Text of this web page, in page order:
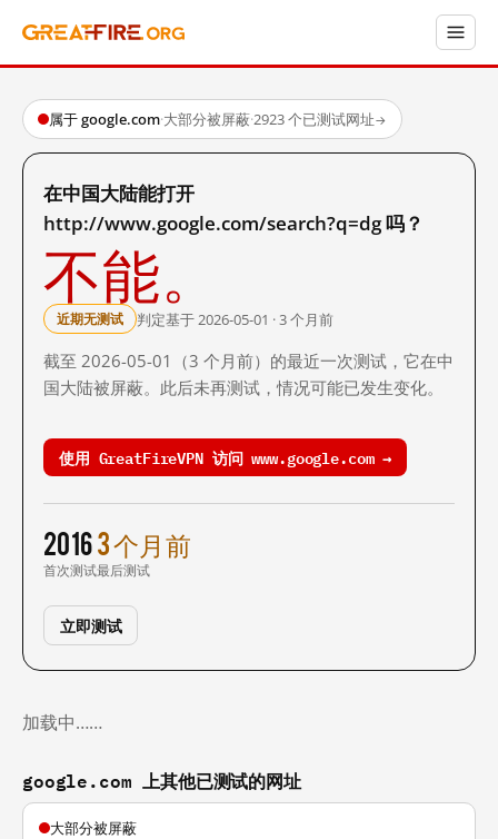
属于 google.com·大部分被屏蔽·2923 个已测试网址→
在中国大陆能打开
http://www.google.com/search?q=dg 吗？
不能。
近期无测试 判定基于 2026-05-01 · 3 个月前
截至 2026-05-01（3 个月前）的最近一次测试，它在中
国大陆被屏蔽。此后未再测试，情况可能已发生变化。
使用 GreatFireVPN 访问 www.google.com →
2016
首次测试
3 个月前
最后测试
立即测试
加载中……
google.com 上其他已测试的网址
大部分被屏蔽